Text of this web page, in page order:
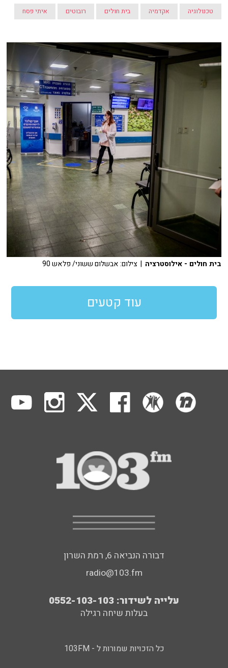
טכנולוגיה אקדמיה בית חולים רובוטים איתי פסח
בית חולים - אילוסטרציה | צילום: אבשלום ששוני/ פלאש 90
עוד קטעים
דבורה הנביאה 6, רמת השרון
radio@103.fm
עלייה לשידור: 0552-103-103
בעלות שיחה רגילה
כל הזכויות שמורות ל - 103FM